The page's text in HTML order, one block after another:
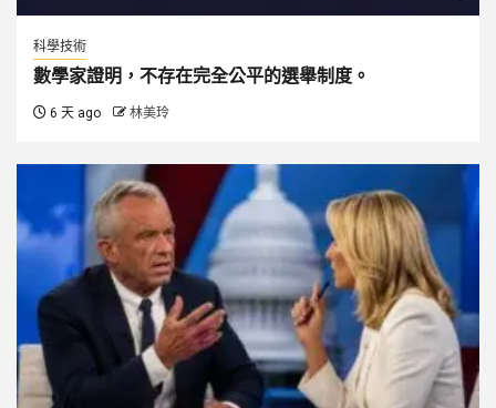
科學技術
數學家證明，不存在完全公平的選舉制度。
6 天 ago 林美玲